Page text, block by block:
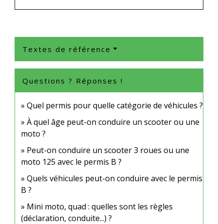
Textes de référence
Questions ? Réponses !
Quel permis pour quelle catégorie de véhicules ?
À quel âge peut-on conduire un scooter ou une
moto ?
Peut-on conduire un scooter 3 roues ou une
moto 125 avec le permis B ?
Quels véhicules peut-on conduire avec le permis
B ?
Mini moto, quad : quelles sont les règles
(déclaration, conduite...) ?